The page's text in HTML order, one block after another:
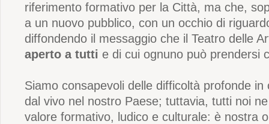
riferimento formativo per la Città, ma che,
a un nuovo pubblico, con un occhio di
diffondendo il messaggio che il Teatro delle
aperto a tutti e di cui ognuno può prendersi
Siamo consapevoli delle difficoltà profonde
dal vivo nel nostro Paese; tuttavia, tutti noi ne
valore formativo, ludico e culturale: è nostra